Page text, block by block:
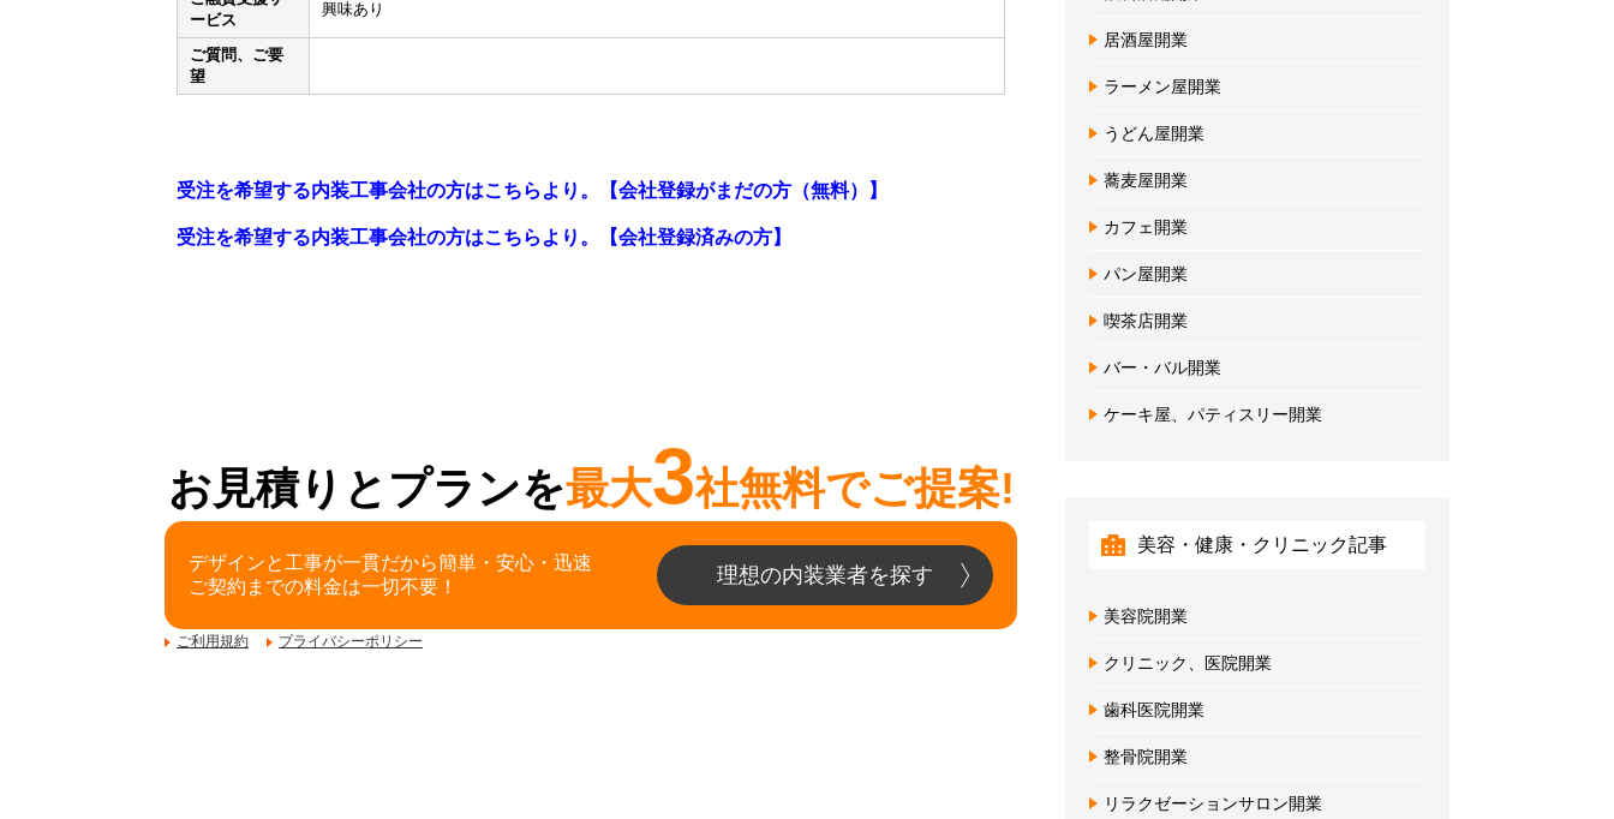
ービス
興味あり
ご質問、ご要
望
受注を希望する内装工事会社の方はこちらより。【会社登録がまだの方（無料）】
受注を希望する内装工事会社の方はこちらより。 【会社登録済みの方】
お見積りとプランを最大3社無料でご提案!
デザインと工事が一貫だから簡単・安心・迅速
ご契約までの料金は一切不要！
理想の内装業者を探す
ご利用規約 プライバシーポリシー
居酒屋開業
ラーメン屋開業
うどん屋開業
蕎麦屋開業
カフェ開業
パン屋開業
喫茶店開業
バー・バル開業
ケーキ屋、パティスリー開業
美容・健康・クリニック記事
美容院開業
クリニック、医院開業
歯科医院開業
整骨院開業
リラクゼーションサロン開業